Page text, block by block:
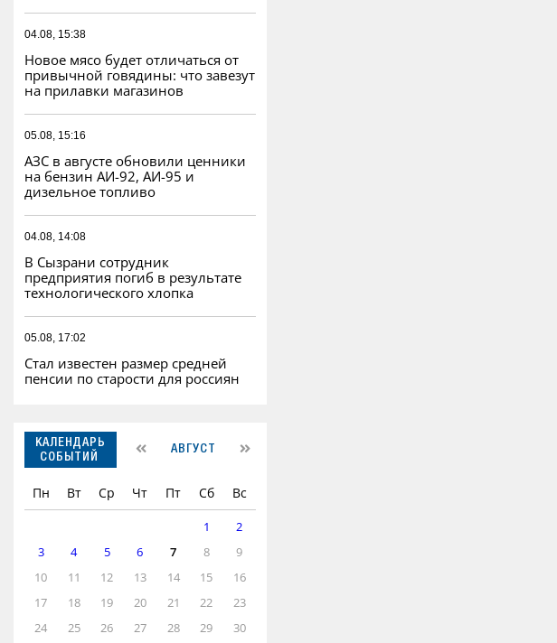
04.08, 15:38
Новое мясо будет отличаться от
привычной говядины: что завезут
на прилавки магазинов
05.08, 15:16
АЗС в августе обновили ценники
на бензин АИ-92, АИ-95 и
дизельное топливо
04.08, 14:08
В Сызрани сотрудник
предприятия погиб в результате
технологического хлопка
05.08, 17:02
Стал известен размер средней
пенсии по старости для россиян
КАЛЕНДАРЬ
СОБЫТИЙ
АВГУСТ
Пн Вт Ср Чт Пт Сб Вс
1
2
3
4 5 6 7 8
9
10
11 12 13 14 15
16
17
18 19 20 21 22
23
24
25 26 27 28 29 30